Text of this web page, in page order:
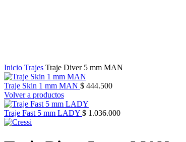
Inicio Trajes Traje Diver 5 mm MAN
Traje Skin 1 mm MAN $ 444.500
Volver a productos
Traje Fast 5 mm LADY $ 1.036.000